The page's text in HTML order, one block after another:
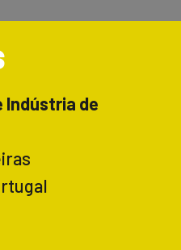
Indústria de